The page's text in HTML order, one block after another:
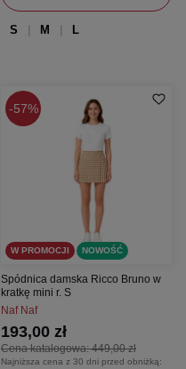
S M L
57%
W PROMOCJI NOWOŚĆ
Spódnica damska Ricco Bruno w
kratkę mini r. S
Naf Naf
Cena katalogowa:449,00 zł
193,00 zł
Najniższa cena z 30 dni przed obniżką: